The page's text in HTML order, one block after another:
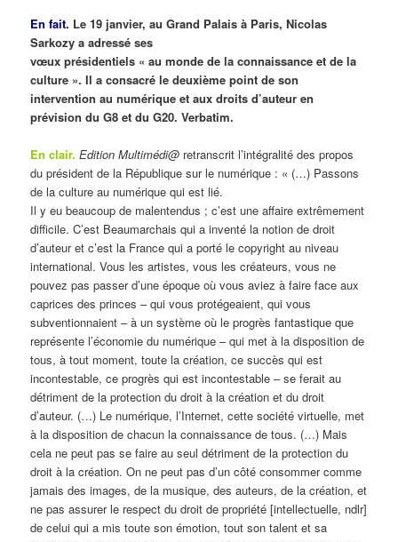
En fait. Le 19 janvier, au Grand Palais à Paris, Nicolas
Sarkozy a adressé ses
vœux présidentiels « au monde de la connaissance et de la
culture ». Il a consacré le deuxième point de son
intervention au numérique et aux droits d’auteur en
prévision du G8 et du G20. Verbatim.
En clair. Edition Multimédi@ retranscrit l’intégralité des propos
du président de la République sur le numérique : « (…) Passons
de la culture au numérique qui est lié.
Il y eu beaucoup de malentendus ; c’est une affaire extrêmement
difficile. C’est Beaumarchais qui a inventé la notion de droit
d’auteur et c’est la France qui a porté le copyright au niveau
international. Vous les artistes, vous les créateurs, vous ne
pouvez pas passer d’une époque où vous aviez à faire face aux
caprices des princes – qui vous protégeaient, qui vous
subventionnaient – à un système où le progrès fantastique que
représente l’économie du numérique – qui met à la disposition de
tous, à tout moment, toute la création, ce succès qui est
incontestable, ce progrès qui est incontestable – se ferait au
détriment de la protection du droit à la création et du droit
d’auteur. (…) Le numérique, l’Internet, cette société virtuelle, met
à la disposition de chacun la connaissance de tous. (…) Mais
cela ne peut pas se faire au seul détriment de la protection du
droit à la création. On ne peut pas d’un côté consommer comme
jamais des images, de la musique, des auteurs, de la création, et
ne pas assurer le respect du droit de propriété [intellectuelle, ndlr]
de celui qui a mis toute son émotion, tout son talent et sa